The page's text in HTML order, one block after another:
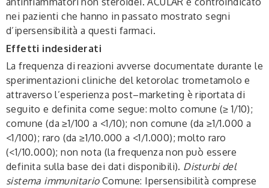
nei pazienti che hanno in passato mostrato segni
d’ipersensibilità a questi farmaci.
Effetti indesiderati
La frequenza di reazioni avverse documentate durante le
sperimentazioni cliniche del ketorolac trometamolo e
attraverso l’esperienza post–marketing è riportata di
seguito e definita come segue: molto comune (≥ 1/10);
comune (da ≥1/100 a <1/10); non comune (da ≥1/1.000 a
<1/100); raro (da ≥1/10.000 a <1/1.000); molto raro
(<1/10.000); non nota (la frequenza non può essere
definita sulla base dei dati disponibili). Disturbi del
sistema immunitarioComune: Ipersensibilità comprese